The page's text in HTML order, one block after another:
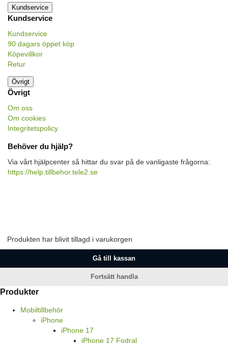
Kundservice
Kundservice
Kundservice
90 dagars öppet köp
Köpevillkor
Retur
Övrigt
Övrigt
Om oss
Om cookies
Integritetspolicy
Behöver du hjälp?
Via vårt hjälpcenter så hittar du svar på de vanligaste frågorna:
https://help.tillbehor.tele2.se
Produkten har blivit tillagd i varukorgen
Gå till kassan
Fortsätt handla
Produkter
Mobiltillbehör
iPhone
iPhone 17
iPhone 17 Fodral